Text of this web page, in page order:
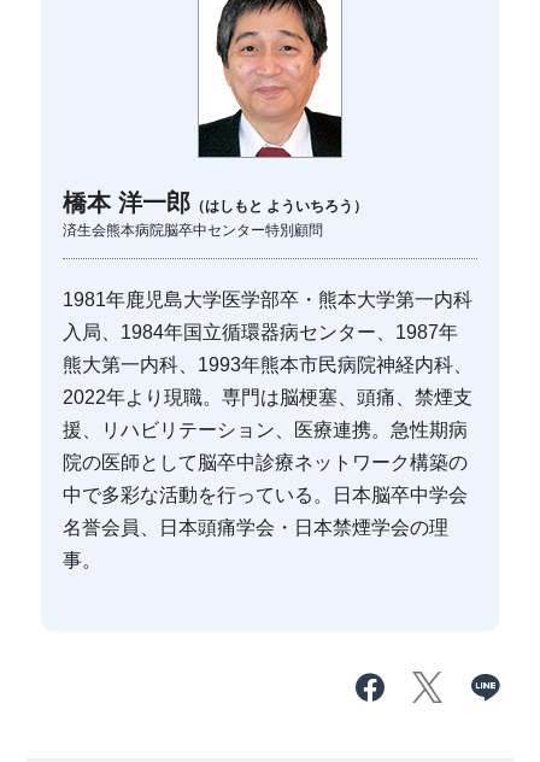
橋本 洋一郎 （はしもと よういちろう）
済生会熊本病院脳卒中センター特別顧問
1981年鹿児島大学医学部卒・熊本大学第一内科
入局、1984年国立循環器病センター、1987年
熊大第一内科、1993年熊本市民病院神経内科、
2022年より現職。専門は脳梗塞、頭痛、禁煙支
援、リハビリテーション、医療連携。急性期病
院の医師として脳卒中診療ネットワーク構築の
中で多彩な活動を行っている。日本脳卒中学会
名誉会員、日本頭痛学会・日本禁煙学会の理
事。